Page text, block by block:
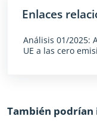
Enlaces
Análisis 01/2025:
UE a las cero
También